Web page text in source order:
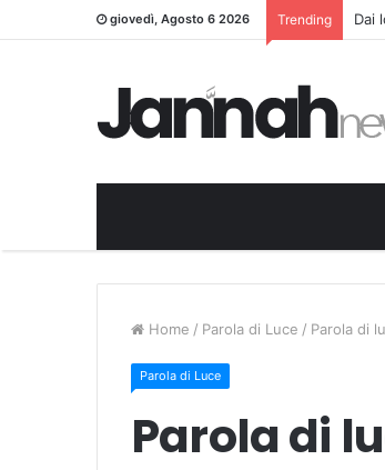
giovedì, Agosto 6 2026 Trending Dai
Home / Parola di Luce / Parola di
Parola di Luce
Parola di